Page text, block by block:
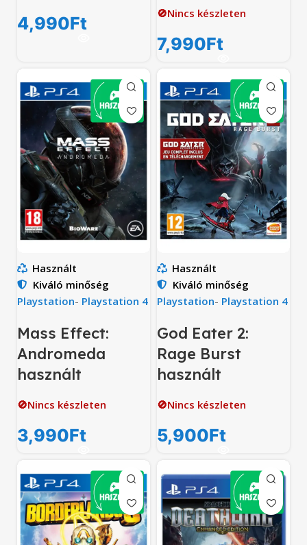
4,990Ft 🚫Nincs készleten
7,990Ft
Használt
Kiváló minőség
Playstation- Playstation 4
Mass Effect:
Andromeda
használt
🚫Nincs készleten
3,990Ft
Használt
Kiváló minőség
Playstation- Playstation 4
God Eater 2:
Rage Burst
használt
🚫Nincs készleten
5,900Ft